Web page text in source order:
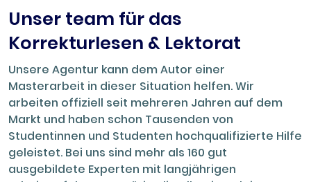
Unser team für das
Korrekturlesen & Lektorat
Unsere Agentur kann dem Autor einer
Masterarbeit in dieser Situation helfen. Wir
arbeiten offiziell seit mehreren Jahren auf dem
Markt und haben schon Tausenden von
Studentinnen und Studenten hochqualifizierte Hilfe
geleistet. Bei uns sind mehr als 160 gut
ausgebildete Experten mit langjährigen